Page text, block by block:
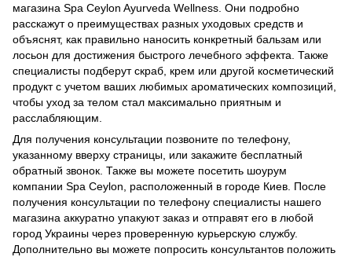
магазина Spa Ceylon Ayurveda Wellness. Они подробно
расскажут о преимуществах разных уходовых средств и
объяснят, как правильно наносить конкретный бальзам или
лосьон для достижения быстрого лечебного эффекта. Также
специалисты подберут скраб, крем или другой косметический
продукт с учетом ваших любимых ароматических композиций,
чтобы уход за телом стал максимально приятным и
расслабляющим.
Для получения консультации позвоните по телефону,
указанному вверху страницы, или закажите бесплатный
обратный звонок. Также вы можете посетить шоурум
компании Spa Ceylon, расположенный в городе Киев. После
получения консультации по телефону специалисты нашего
магазина аккуратно упакуют заказ и отправят его в любой
город Украины через проверенную курьерскую службу.
Дополнительно вы можете попросить консультантов положить